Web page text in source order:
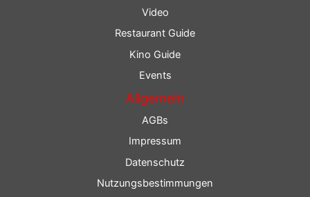
Video
Restaurant Guide
Kino Guide
Events
Allgemein
AGBs
Impressum
Datenschutz
Nutzungsbestimmungen